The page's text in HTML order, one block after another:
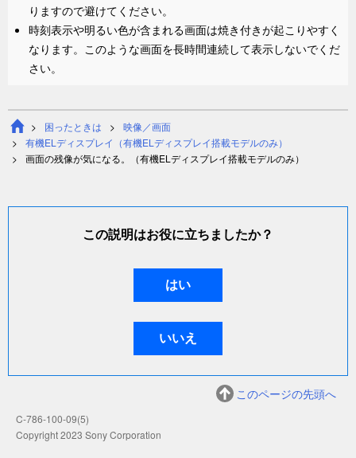
りますので避けてください。
時刻表示や明るい色が含まれる画面は焼き付きが起こりやすく
なります。このような画面を長時間連続して表示しないでくだ
さい。
困ったときは
映像／画面
有機ELディスプレイ（有機ELディスプレイ搭載モデルのみ）
画面の残像が気になる。（有機ELディスプレイ搭載モデルのみ）
この説明はお役に立ちましたか？
このページの先頭へ
C-786-100-09(5)
Copyright 2023 Sony Corporation